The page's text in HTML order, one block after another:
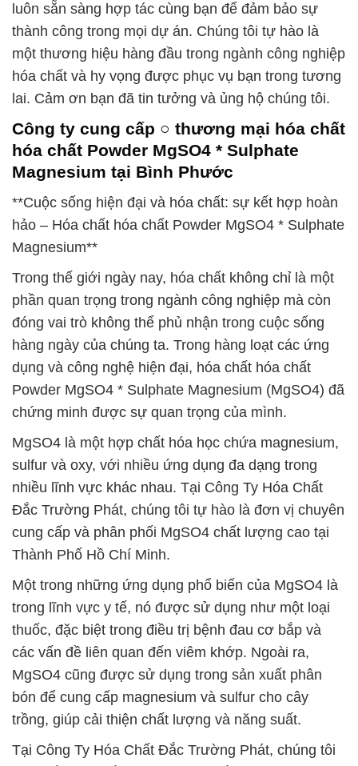
luôn sẵn sàng hợp tác cùng bạn để đảm bảo sự
thành công trong mọi dự án. Chúng tôi tự hào là
một thương hiệu hàng đầu trong ngành công nghiệp
hóa chất và hy vọng được phục vụ bạn trong tương
lai. Cảm ơn bạn đã tin tưởng và ủng hộ chúng tôi.
Công ty cung cấp ○ thương mại hóa chất
hóa chất Powder MgSO4 * Sulphate
Magnesium tại Bình Phước
**Cuộc sống hiện đại và hóa chất: sự kết hợp hoàn
hảo – Hóa chất hóa chất Powder MgSO4 * Sulphate
Magnesium**
Trong thế giới ngày nay, hóa chất không chỉ là một
phần quan trọng trong ngành công nghiệp mà còn
đóng vai trò không thể phủ nhận trong cuộc sống
hàng ngày của chúng ta. Trong hàng loạt các ứng
dụng và công nghệ hiện đại, hóa chất hóa chất
Powder MgSO4 * Sulphate Magnesium (MgSO4) đã
chứng minh được sự quan trọng của mình.
MgSO4 là một hợp chất hóa học chứa magnesium,
sulfur và oxy, với nhiều ứng dụng đa dạng trong
nhiều lĩnh vực khác nhau. Tại Công Ty Hóa Chất
Đắc Trường Phát, chúng tôi tự hào là đơn vị chuyên
cung cấp và phân phối MgSO4 chất lượng cao tại
Thành Phố Hồ Chí Minh.
Một trong những ứng dụng phổ biến của MgSO4 là
trong lĩnh vực y tế, nó được sử dụng như một loại
thuốc, đặc biệt trong điều trị bệnh đau cơ bắp và
các vấn đề liên quan đến viêm khớp. Ngoài ra,
MgSO4 cũng được sử dụng trong sản xuất phân
bón để cung cấp magnesium và sulfur cho cây
trồng, giúp cải thiện chất lượng và năng suất.
Tại Công Ty Hóa Chất Đắc Trường Phát, chúng tôi